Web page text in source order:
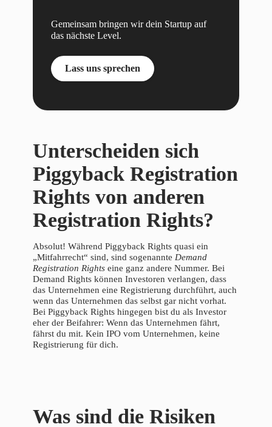
Gemeinsam bringen wir dein Startup auf
das nächste Level.
Lass uns sprechen
Unterscheiden sich
Piggyback Registration
Rights von anderen
Registration Rights?
Absolut! Während Piggyback Rights quasi ein
„Mitfahrrecht“ sind, sind sogenannte Demand
Registration Rights eine ganz andere Nummer. Bei
Demand Rights können Investoren verlangen, dass
das Unternehmen eine Registrierung durchführt, auch
wenn das Unternehmen das selbst gar nicht vorhat.
Bei Piggyback Rights hingegen bist du als Investor
eher der Beifahrer: Wenn das Unternehmen fährt,
fährst du mit. Kein IPO vom Unternehmen, keine
Registrierung für dich.
Was sind die Risiken